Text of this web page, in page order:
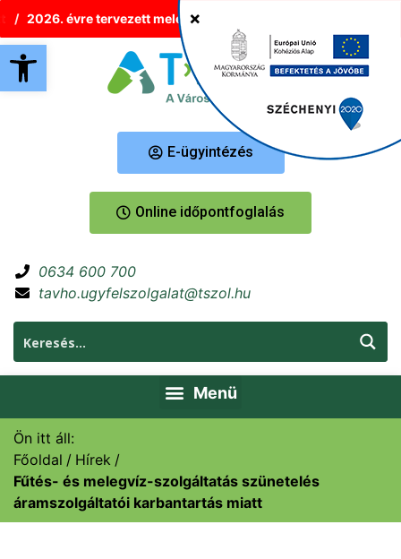
Eszköztár megnyitása
2026. évre tervezett melegvíz-korlátozások Tatabányán
E-ügyintézés
Online időpontfoglalás
0634 600 700
tavho.ugyfelszolgalat@tszol.hu
Ön itt áll:
Főoldal
Hírek
Fűtés- és melegvíz-szolgáltatás szünetelés
áramszolgáltatói karbantartás miatt